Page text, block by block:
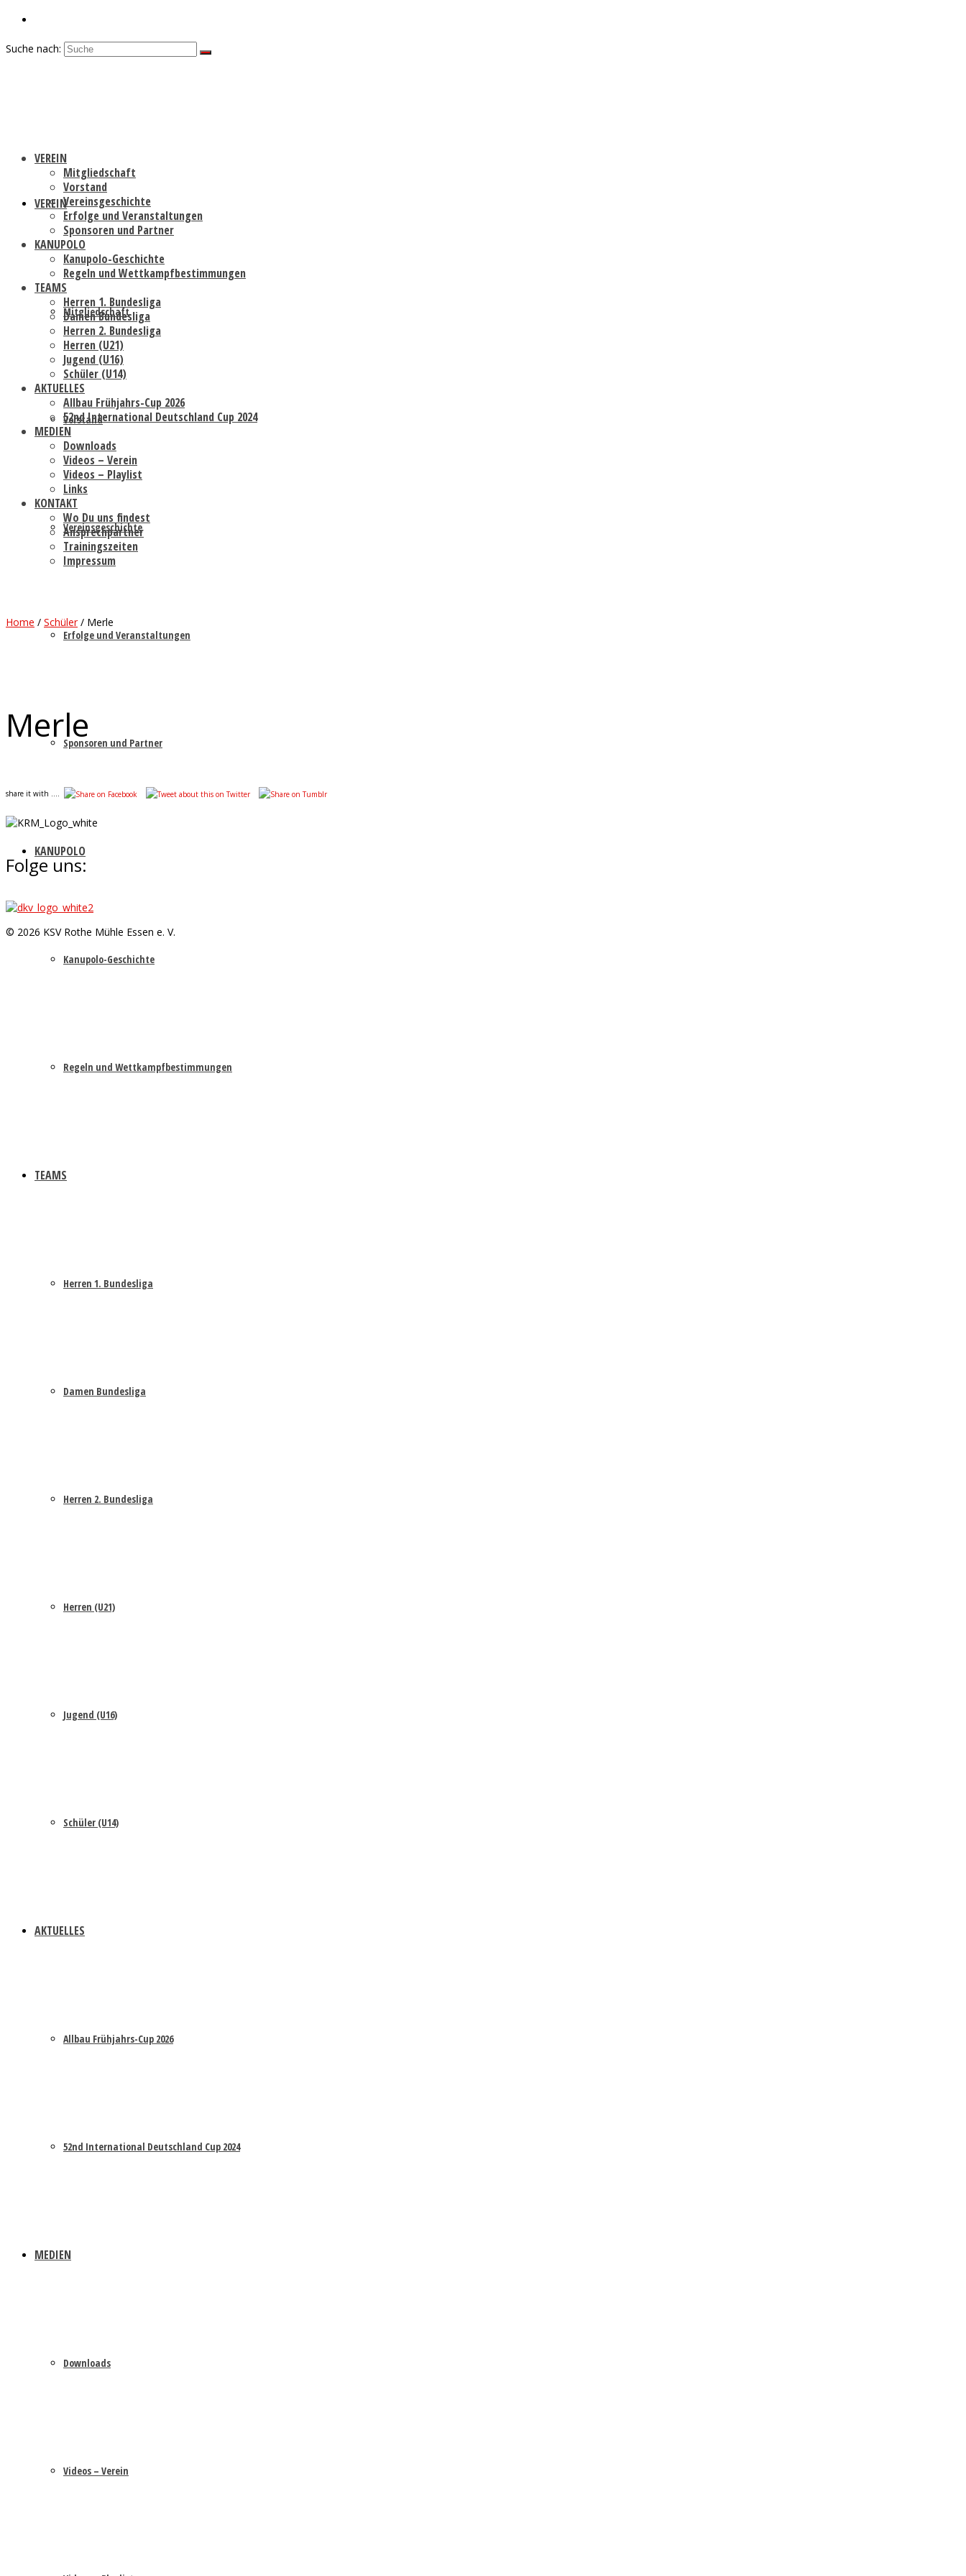
Suche nach:
VEREIN
Mitgliedschaft
Vorstand
Vereinsgeschichte
Erfolge und Veranstaltungen
Sponsoren und Partner
KANUPOLO
Kanupolo-Geschichte
Regeln und Wettkampfbestimmungen
TEAMS
Herren 1. Bundesliga
Damen Bundesliga
Herren 2. Bundesliga
Herren (U21)
Jugend (U16)
Schüler (U14)
AKTUELLES
Allbau Frühjahrs-Cup 2026
52nd International Deutschland Cup 2024
MEDIEN
Downloads
Videos – Verein
VEREIN
Mitgliedschaft
Vorstand
Vereinsgeschichte
Erfolge und Veranstaltungen
Sponsoren und Partner
KANUPOLO
Kanupolo-Geschichte
Regeln und Wettkampfbestimmungen
TEAMS
Herren 1. Bundesliga
Damen Bundesliga
Herren 2. Bundesliga
Herren (U21)
Jugend (U16)
Schüler (U14)
AKTUELLES
Allbau Frühjahrs-Cup 2026
52nd International Deutschland Cup 2024
MEDIEN
Downloads
Videos – Verein
Videos – Playlist
Links
KONTAKT
Wo Du uns findest
Ansprechpartner
Trainingszeiten
Impressum
Home / Schüler / Merle
Merle
share it with ....
Folge uns:
© 2026 KSV Rothe Mühle Essen e. V.